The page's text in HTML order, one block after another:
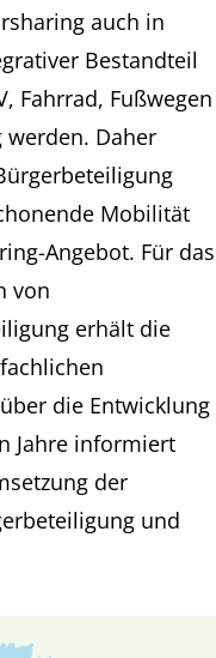
auch in
Bestandteil
Fahrrad, Fußwegen
Daher
Mobilität
Angebot. Für das
von
erhält die
die Entwicklung
Jahre informiert
der
und